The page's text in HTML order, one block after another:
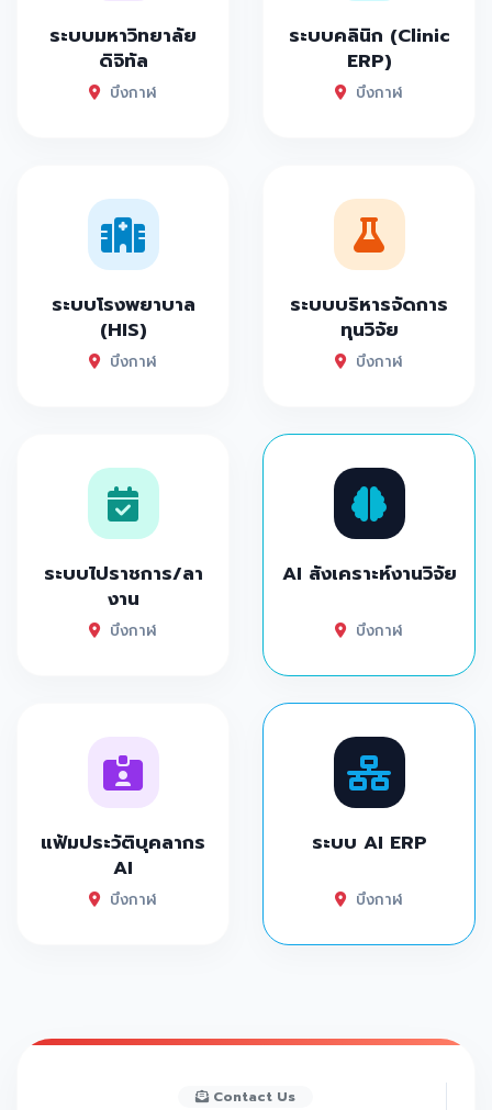
ระบบมหาวิทยาลัย
ดิจิทัล
บึงกาฬ
ระบบคลินิก (Clinic
ERP)
บึงกาฬ
ระบบโรงพยาบาล
(HIS)
บึงกาฬ
ระบบบริหารจัดการ
ทุนวิจัย
บึงกาฬ
ระบบไปราชการ/ลา
งาน
บึงกาฬ
AI สังเคราะห์งานวิจัย
บึงกาฬ
แฟ้มประวัติบุคลากร
AI
บึงกาฬ
ระบบ AI ERP
บึงกาฬ
Contact Us